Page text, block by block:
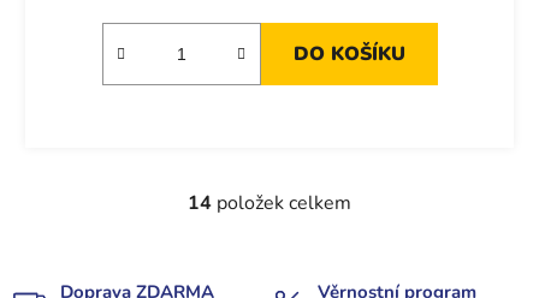
DO KOŠÍKU
O
14 položek celkem
Doprava ZDARMA Věrnostní program